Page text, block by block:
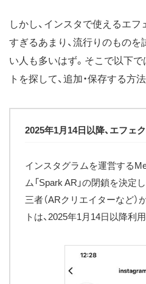
しかし、インスタで使えるエフ
すぎるあまり、流行りのもの
い人も多いはず。そこで以下で
トを探して、追加・保存する方
2025年1月14日以降、エフェ
インスタグラムを運営する
ム「Spark AR」の閉鎖を決定
三者（ARクリエイターなど）
トは、2025年1月14日以降利